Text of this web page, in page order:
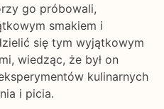
go próbowali,
smakiem i
się tym wyjątkowym
wiedząc, że był on
kulinarnych
i picia.